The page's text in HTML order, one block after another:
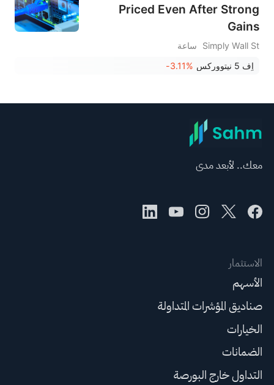
Priced Even After Strong
Gains
Simply Wall St
ساعة
اٍف 5 نيتووركس
-3.11%
معك.. لأبعد مدى
الاستثمار
الأسهم
صناديق المؤشرات المتداولة
الخيارات
الضمانات
التداول خارج البورصة